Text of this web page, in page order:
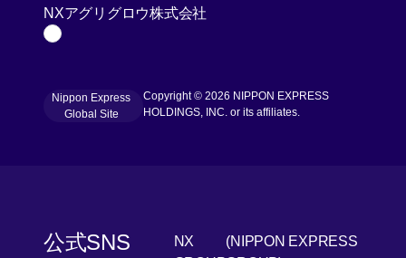
NXアグリグロウ株式会社
Page Top
Nippon Express
Global Site
[Open in new window]
Copyright © 2026 NIPPON EXPRESS
HOLDINGS, INC. or its affiliates.
公式SNS
NX
(NIPPON EXPRESS